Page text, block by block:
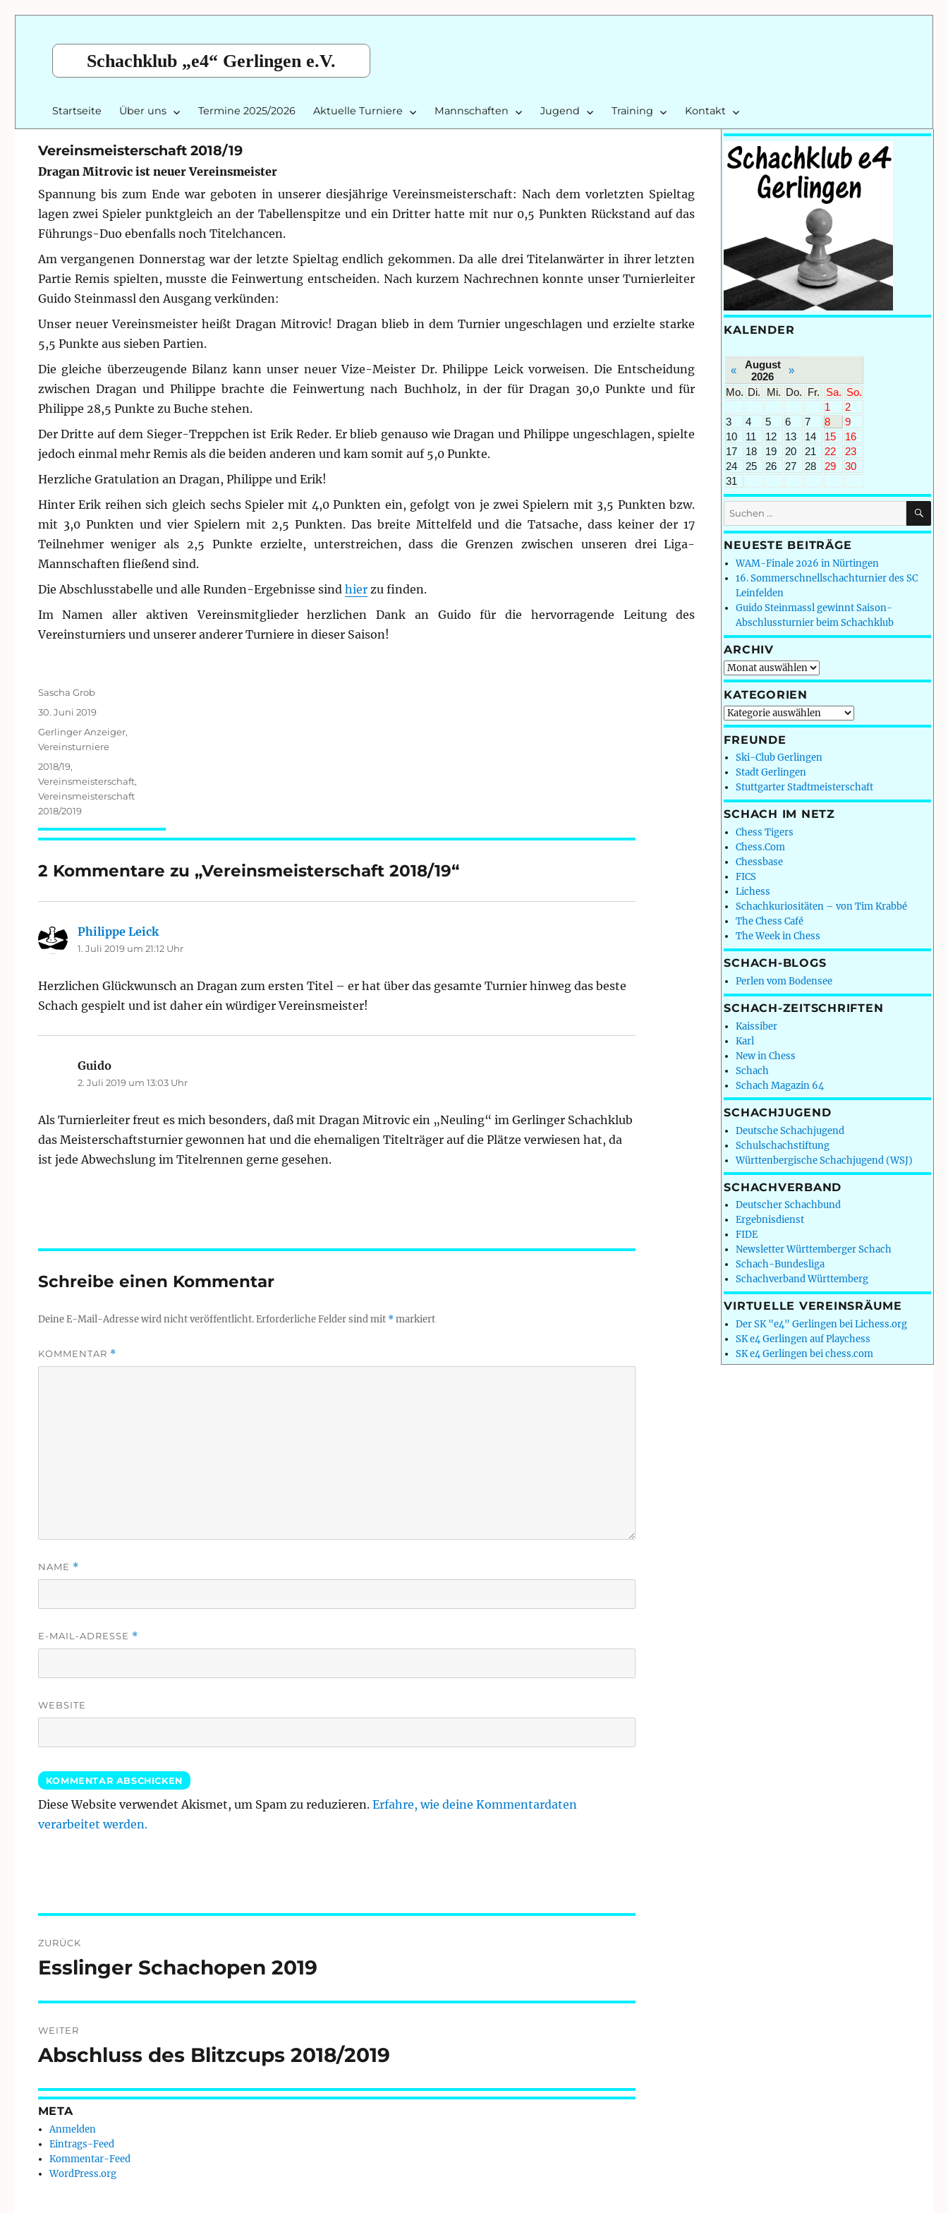
Schachklub „e4“ Gerlingen e.V.
Startseite Über uns Termine 2025/2026 Aktuelle Turniere Mannschaften Jugend Training Kontakt
Vereinsmeisterschaft 2018/19
Dragan Mitrovic ist neuer Vereinsmeister
Spannung bis zum Ende war geboten in unserer diesjährige Vereinsmeisterschaft: Nach dem vorletzten Spieltag
lagen zwei Spieler punktgleich an der Tabellenspitze und ein Dritter hatte mit nur 0,5 Punkten Rückstand auf das
Führungs-Duo ebenfalls noch Titelchancen.
Am vergangenen Donnerstag war der letzte Spieltag endlich gekommen. Da alle drei Titelanwärter in ihrer letzten
Partie Remis spielten, musste die Feinwertung entscheiden. Nach kurzem Nachrechnen konnte unser Turnierleiter
Guido Steinmassl den Ausgang verkünden:
Unser neuer Vereinsmeister heißt Dragan Mitrovic! Dragan blieb in dem Turnier ungeschlagen und erzielte starke
5,5 Punkte aus sieben Partien.
Die gleiche überzeugende Bilanz kann unser neuer Vize-Meister Dr. Philippe Leick vorweisen. Die Entscheidung
zwischen Dragan und Philippe brachte die Feinwertung nach Buchholz, in der für Dragan 30,0 Punkte und für
Philippe 28,5 Punkte zu Buche stehen.
Der Dritte auf dem Sieger-Treppchen ist Erik Reder. Er blieb genauso wie Dragan und Philippe ungeschlagen, spielte
jedoch einmal mehr Remis als die beiden anderen und kam somit auf 5,0 Punkte.
Herzliche Gratulation an Dragan, Philippe und Erik!
Hinter Erik reihen sich gleich sechs Spieler mit 4,0 Punkten ein, gefolgt von je zwei Spielern mit 3,5 Punkten bzw.
mit 3,0 Punkten und vier Spielern mit 2,5 Punkten. Das breite Mittelfeld und die Tatsache, dass keiner der 17
Teilnehmer weniger als 2,5 Punkte erzielte, unterstreichen, dass die Grenzen zwischen unseren drei Liga-
Mannschaften fließend sind.
Die Abschlusstabelle und alle Runden-Ergebnisse sind hierzu finden.
Im Namen aller aktiven Vereinsmitglieder herzlichen Dank an Guido für die hervorragende Leitung des
Vereinsturniers und unserer anderer Turniere in dieser Saison!
Autor
Sascha Grob
Veröffentlicht
am
30. Juni 2019
Kategorien
Gerlinger Anzeiger,
Vereinsturniere
Schlagwörter
2018/19,
Vereinsmeisterschaft,
Vereinsmeisterschaft
2018/2019
2 Kommentare zu „Vereinsmeisterschaft 2018/19“
Philippe Leicksagt:
1. Juli 2019 um 21:12 Uhr
Herzlichen Glückwunsch an Dragan zum ersten Titel – er hat über das gesamte Turnier hinweg das beste
Schach gespielt und ist daher ein würdiger Vereinsmeister!
Guidosagt:
2. Juli 2019 um 13:03 Uhr
Als Turnierleiter freut es mich besonders, daß mit Dragan Mitrovic ein „Neuling“ im Gerlinger Schachklub
das Meisterschaftsturnier gewonnen hat und die ehemaligen Titelträger auf die Plätze verwiesen hat, da
ist jede Abwechslung im Titelrennen gerne gesehen.
Schreibe einen Kommentar
Deine E-Mail-Adresse wird nicht veröffentlicht. Erforderliche Felder sind mit *markiert
KOMMENTAR *
NAME *
E-MAIL-ADRESSE *
WEBSITE
Diese Website verwendet Akismet, um Spam zu reduzieren. Erfahre, wie deine Kommentardaten
verarbeitet werden.
ZURÜCK
Vorheriger
Esslinger Schachopen 2019
WEITER
Nächster
Abschluss des Blitzcups 2018/2019
META
Anmelden
Eintrags-Feed
Kommentar-Feed
WordPress.org
KALENDER
«
August
2026
»
Mo. Di. Mi. Do. Fr. Sa. So.
1
2
3
4 5 6 7 8
9
10
11 12 13 14 15
16
17
18 19 20 21 22
23
24
25 26 27 28 29
30
31
Suchen
nach:
NEUESTE BEITRÄGE
WAM-Finale 2026 in Nürtingen
16. Sommerschnellschachturnier des SC
Leinfelden
Guido Steinmassl gewinnt Saison-
Abschlussturnier beim Schachklub
ARCHIV
Archiv
KATEGORIEN
Kategorien
FREUNDE
Ski-Club Gerlingen
Stadt Gerlingen
Stuttgarter Stadtmeisterschaft
SCHACH IM NETZ
Chess Tigers
Chess.Com
Chessbase
FICS
Lichess
Schachkuriositäten – von Tim Krabbé
The Chess Café
The Week in Chess
SCHACH-BLOGS
Perlen vom Bodensee
SCHACH-ZEITSCHRIFTEN
Kaissiber
Karl
New in Chess
Schach
Schach Magazin 64
SCHACHJUGEND
Deutsche Schachjugend
Schulschachstiftung
Württenbergische Schachjugend (WSJ)
SCHACHVERBAND
Deutscher Schachbund
Ergebnisdienst
FIDE
Newsletter Württemberger Schach
Schach-Bundesliga
Schachverband Württemberg
VIRTUELLE VEREINSRÄUME
Der SK "e4" Gerlingen bei Lichess.org
SK e4 Gerlingen auf Playchess
SK e4 Gerlingen bei chess.com